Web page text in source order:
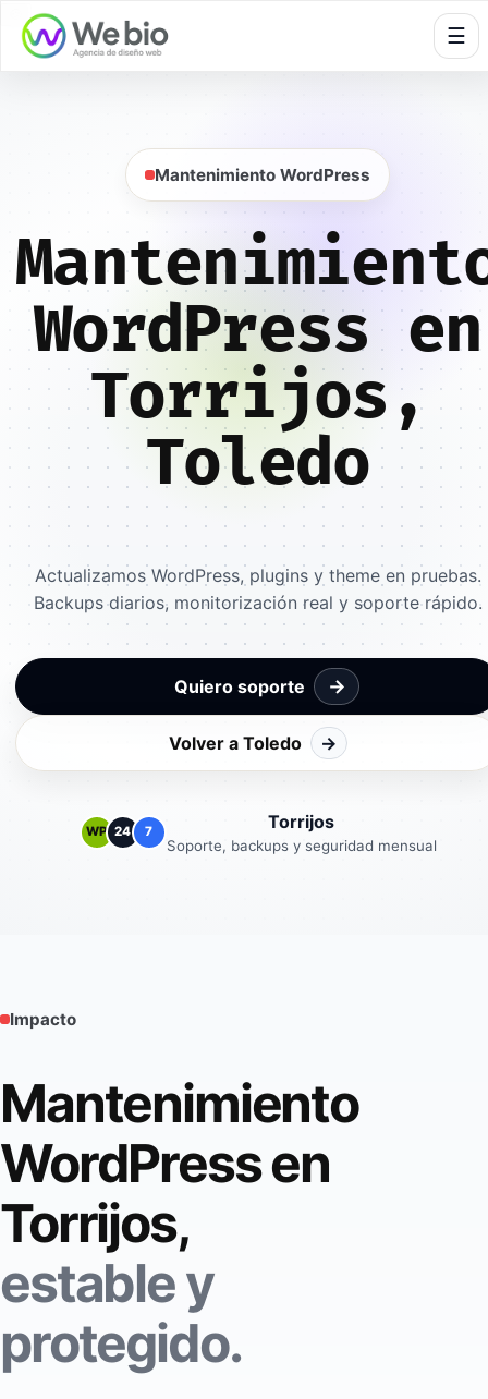
☰
Mantenimiento WordPress
WordPress en
Torrijos,
Toledo
Actualizamos WordPress, plugins y theme en pruebas.
Backups diarios, monitorización real y soporte rápido.
Quiero soporte →
Volver a Toledo →
WP 24 7 Torrijos
Soporte, backups y seguridad mensual
Impacto
Mantenimiento
WordPress en
Torrijos,
estable y
protegido.